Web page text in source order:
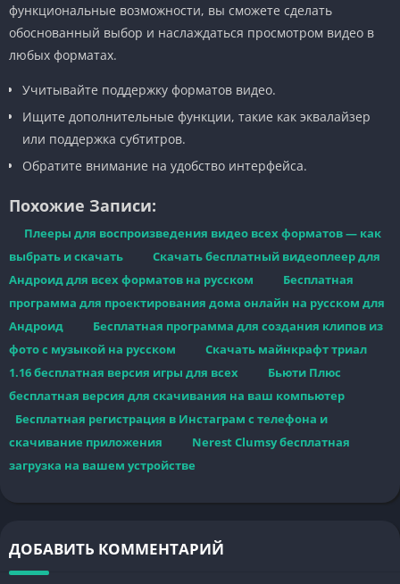
функциональные возможности, вы сможете сделать
обоснованный выбор и наслаждаться просмотром видео в
любых форматах.
Учитывайте поддержку форматов видео.
Ищите дополнительные функции, такие как эквалайзер
или поддержка субтитров.
Обратите внимание на удобство интерфейса.
Похожие Записи:
Плееры для воспроизведения видео всех форматов — как
выбрать и скачать
Скачать бесплатный видеоплеер для
Андроид для всех форматов на русском
Бесплатная
программа для проектирования дома онлайн на русском для
Андроид
Бесплатная программа для создания клипов из
фото с музыкой на русском
Скачать майнкрафт триал
1.16 бесплатная версия игры для всех
Бьюти Плюс
бесплатная версия для скачивания на ваш компьютер
Бесплатная регистрация в Инстаграм с телефона и
скачивание приложения
Nerest Clumsy бесплатная
загрузка на вашем устройстве
ДОБАВИТЬ КОММЕНТАРИЙ